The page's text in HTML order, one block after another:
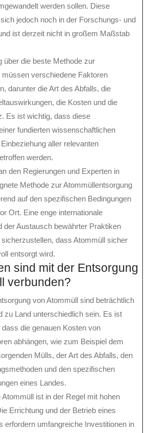
werden sollen. Diese
jedoch noch in der Forschungs- und
ist derzeit nicht in großem Maßstab
über die beste Methode zur
verschiedene Faktoren
darunter die Art des Abfalls, die
die Kosten und die
Es ist wichtig, dass diese
fundierten wissenschaftlichen
aller relevanten
werden.
den Regierungen und Experten in
Methode zur Atommüllentsorgung
auf den spezifischen Bedingungen
Ort. Eine enge internationale
der Austausch bewährter Praktiken
sicherzustellen, dass Atommüll sicher
entsorgt wird.
sind mit der Entsorgung
verbunden?
von Atommüll sind beträchtlich
zu Land unterschiedlich sein. Es ist
die genauen Kosten von
abhängen, wie zum Beispiel dem
Mülls, der Art des Abfalls, den
und den spezifischen
eines Landes.
ist in der Regel mit hohen
Errichtung und der Betrieb eines
erfordern umfangreiche Investitionen in